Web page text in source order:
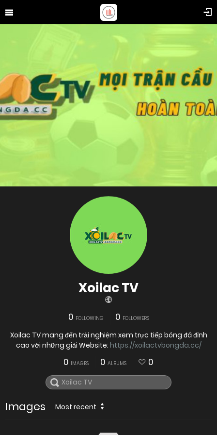
Xoilac TV
0 FOLLOWING 0 FOLLOWERS
Xoilac TV mang đến trải nghiệm xem trực tiếp bóng đá đỉnh
cao với những giải Website: https://xoilactvbongda.cc/
0 IMAGES 0 ALBUMS 0
Images Most recent